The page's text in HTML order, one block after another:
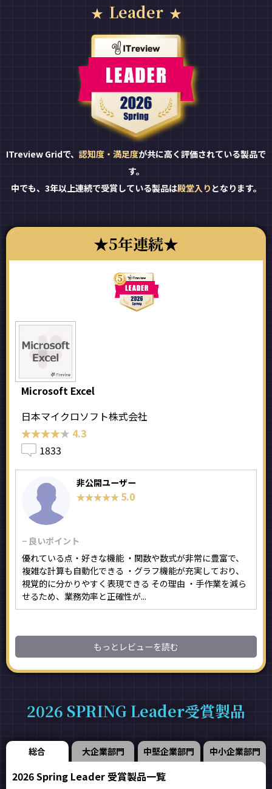
Leader
ITreview Gridで、 認知度・満足度が共に高く評価されている製品で
す。
中でも、3年以上連続で受賞している製品は殿堂入り となります。
5年連続
Microsoft Excel
日本マイクロソフト株式会社
★★★★★
★★★★★ 4.3
1833
非公開ユーザー
★★★★★
★★★★★ 5.0
− 良いポイント
優れている点・好きな機能 ・関数や数式が非常に豊富で、
複雑な計算も自動化できる ・グラフ機能が充実しており、
視覚的に分かりやすく表現できる その理由 ・手作業を減ら
せるため、業務効率と正確性が...
もっとレビューを読む
2026 SPRING Leader受賞製品
総合 大企業部門 中堅企業部門 中小企業部門
2026 Spring Leader 受賞製品一覧